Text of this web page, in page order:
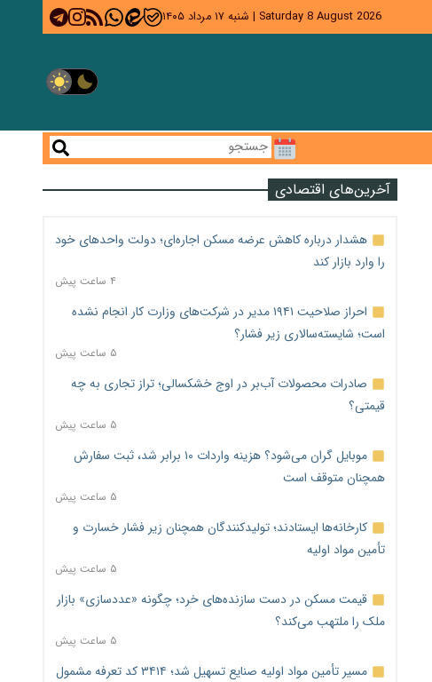
Saturday 8 August 2026
| شنبه ۱۷ مرداد ۱۴۰۵
آخرین‌های اقتصادی
هشدار درباره کاهش عرضه مسکن اجاره‌ای؛ دولت واحدهای خود
را وارد بازار کند
۴ ساعت پیش
احراز صلاحیت ۱۹۴۱ مدیر در شرکت‌های وزارت کار انجام نشده
است؛ شایسته‌سالاری زیر فشار؟
۵ ساعت پیش
صادرات محصولات آب‌بر در اوج خشکسالی؛ تراز تجاری به چه
قیمتی؟
۵ ساعت پیش
موبایل گران می‌شود؟ هزینه واردات ۱۰ برابر شد، ثبت سفارش
همچنان متوقف است
۵ ساعت پیش
کارخانه‌ها ایستادند؛ تولیدکنندگان همچنان زیر فشار خسارت و
تأمین مواد اولیه
۵ ساعت پیش
قیمت مسکن در دست سازنده‌های خرد؛ چگونه «عددسازی» بازار
ملک را ملتهب می‌کند؟
۵ ساعت پیش
مسیر تأمین مواد اولیه صنایع تسهیل شد؛ ۳۴۱۴ کد تعرفه مشمول